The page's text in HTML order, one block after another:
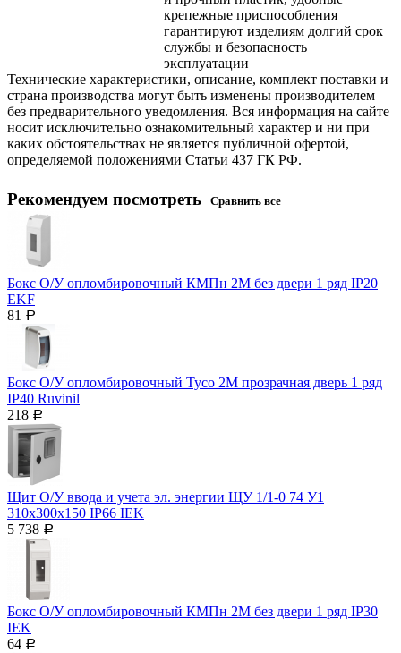
крепежные приспособления
гарантируют изделиям долгий срок
службы и безопасность
эксплуатации
Технические характеристики, описание, комплект поставки и
страна производства могут быть изменены производителем
без предварительного уведомления. Вся информация на сайте
носит исключительно ознакомительный характер и ни при
каких обстоятельствах не является публичной офертой,
определяемой положениями Статьи 437 ГК РФ.
Рекомендуем посмотреть Сравнить все
Бокс О/У опломбировочный КМПн 2М без двери 1 ряд IP20
EKF
81
Р
Бокс О/У опломбировочный Тусо 2М прозрачная дверь 1 ряд
IP40 Ruvinil
218 Р
Щит О/У ввода и учета эл. энергии ЩУ 1/1-0 74 У1
310х300х150 IP66 IEK
5 738 Р
Бокс О/У опломбировочный КМПн 2М без двери 1 ряд IP30
IEK
64 Р